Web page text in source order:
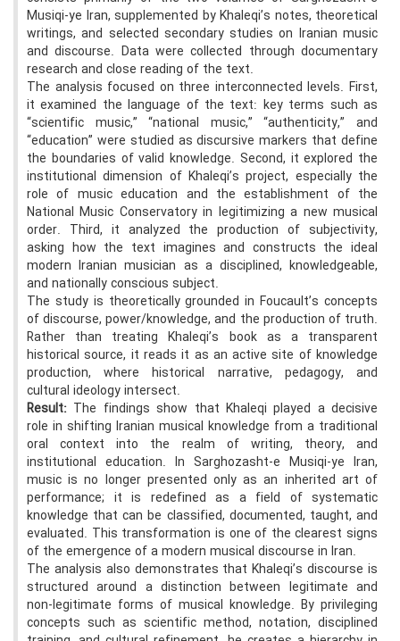
Musiqi-ye Iran, supplemented by Khaleqi’s notes, theoretical
writings, and selected secondary studies on Iranian music
and discourse. Data were collected through documentary
research and close reading of the text.
The analysis focused on three interconnected levels. First,
it examined the language of the text: key terms such as
“scientific music,” “national music,” “authenticity,” and
“education” were studied as discursive markers that define
the boundaries of valid knowledge. Second, it explored the
institutional dimension of Khaleqi’s project, especially the
role of music education and the establishment of the
National Music Conservatory in legitimizing a new musical
order. Third, it analyzed the production of subjectivity,
asking how the text imagines and constructs the ideal
modern Iranian musician as a disciplined, knowledgeable,
and nationally conscious subject.
The study is theoretically grounded in Foucault’s concepts
of discourse, power/knowledge, and the production of truth.
Rather than treating Khaleqi’s book as a transparent
historical source, it reads it as an active site of knowledge
production, where historical narrative, pedagogy, and
cultural ideology intersect.
Result: The findings show that Khaleqi played a decisive
role in shifting Iranian musical knowledge from a traditional
oral context into the realm of writing, theory, and
institutional education. In Sarghozasht-e Musiqi-ye Iran,
music is no longer presented only as an inherited art of
performance; it is redefined as a field of systematic
knowledge that can be classified, documented, taught, and
evaluated. This transformation is one of the clearest signs
of the emergence of a modern musical discourse in Iran.
The analysis also demonstrates that Khaleqi’s discourse is
structured around a distinction between legitimate and
non-legitimate forms of musical knowledge. By privileging
concepts such as scientific method, notation, disciplined